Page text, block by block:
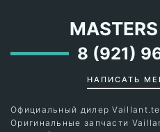
8 (921)
НАПИСАТЬ
Официальный дилер
Оригинальные запчасти